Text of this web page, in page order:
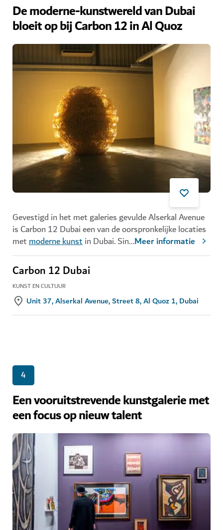
De moderne-kunstwereld van Dubai
bloeit op bij Carbon 12 in Al Quoz
Gevestigd in het met galeries gevulde Alserkal Avenue
is Carbon 12 Dubai een van de oorspronkelijke locaties
metmoderne kunstin Dubai. Sin...Meer informatie
Carbon 12 Dubai
KUNST EN CULTUUR
Unit 37, Alserkal Avenue, Street 8, Al Quoz 1, Dubai
4
Een vooruitstrevende kunstgalerie met
een focus op nieuw talent